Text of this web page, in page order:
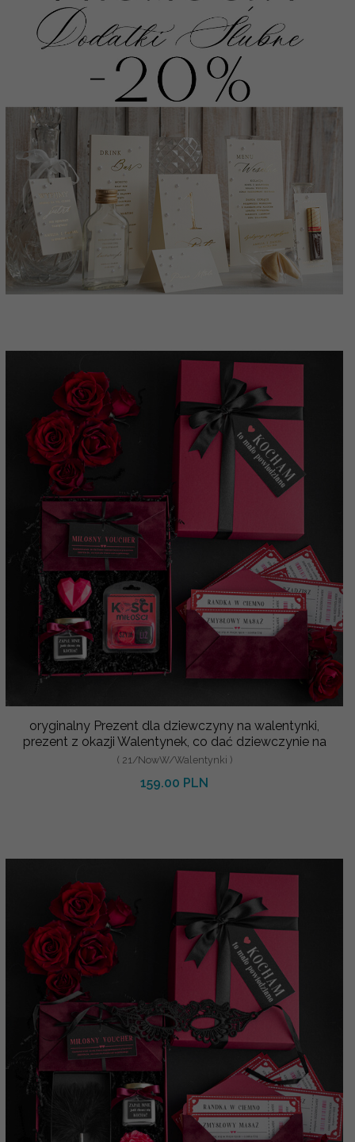
oryginalny Prezent dla dziewczyny na walentynki,
prezent z okazji Walentynek, co dać dziewczynie na
( 21/NowW/Walentynki )
159.00 PLN